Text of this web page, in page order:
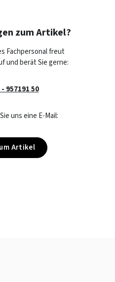
zum Artikel?
Fachpersonal freut
und berät Sie gerne:
957191 50
uns eine E-Mail:
Artikel